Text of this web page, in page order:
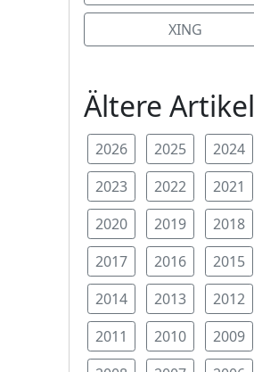
XING
Ältere Artikel
2026 2025
2024
2023
2022
2021
2020
2019
2018
2017
2016
2015
2014
2013
2012
2011
2010
2009